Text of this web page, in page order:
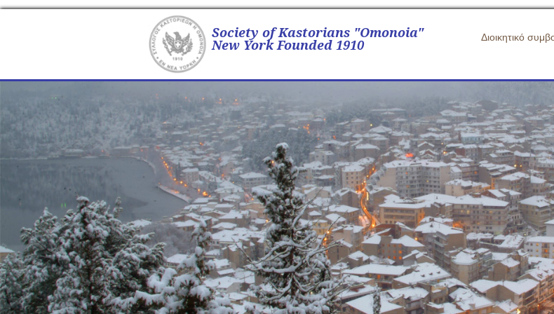
Society of Kastorians "Omonoia"
New York Founded 1910 Διοικητικό